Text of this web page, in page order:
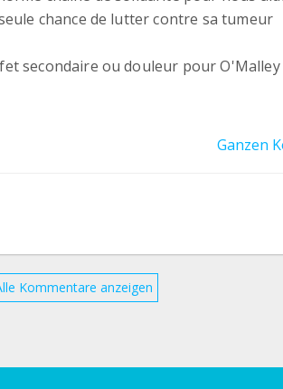
chance de lutter contre sa tumeur
secondaire ou douleur pour
compte malheureusement ...
Ganzen
Kommentare anzeigen